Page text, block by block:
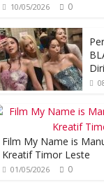
10/05/2026 0
Film My Name is
Kreatif Timor Leste
01/05/2026 0